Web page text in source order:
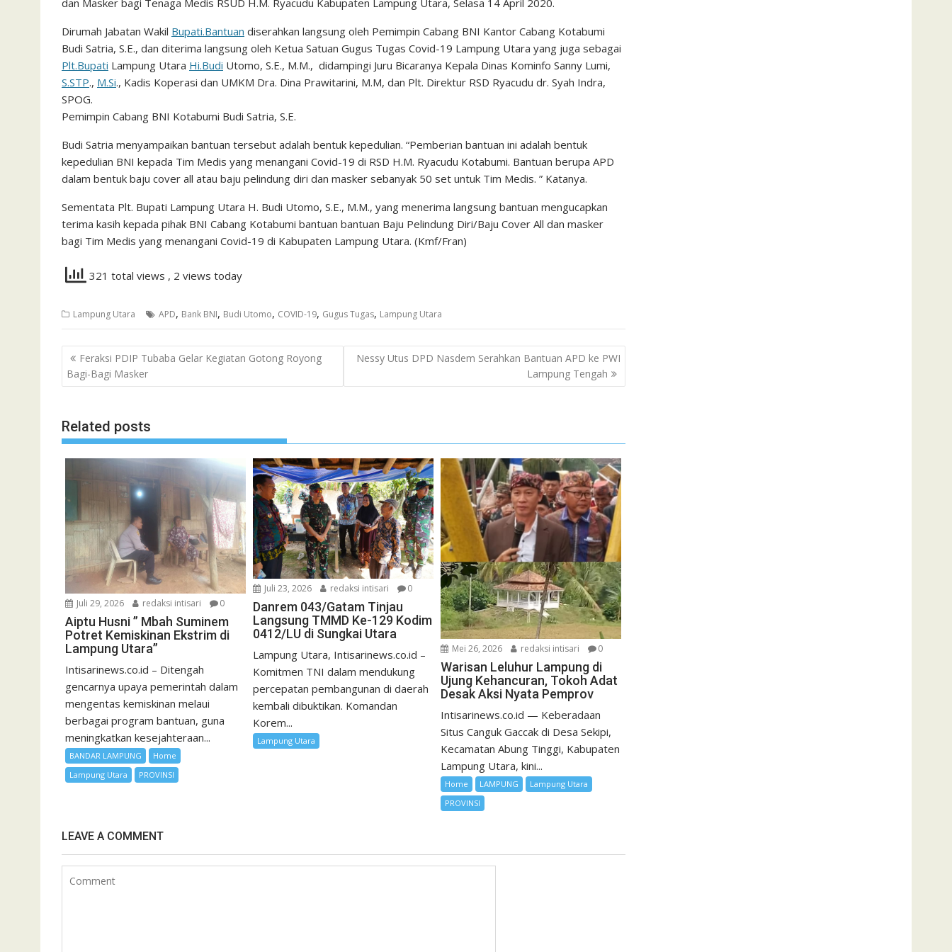
dan Masker bagi Tenaga Medis RSUD H.M. Ryacudu Kabupaten Lampung Utara, Selasa 14 April 2020.
Dirumah Jabatan Wakil Bupati.Bantuan diserahkan langsung oleh Pemimpin Cabang BNI Kantor Cabang Kotabumi
Budi Satria, S.E., dan diterima langsung oleh Ketua Satuan Gugus Tugas Covid-19 Lampung Utara yang juga sebagai
Plt.Bupati Lampung Utara Hi.Budi Utomo, S.E., M.M., didampingi Juru Bicaranya Kepala Dinas Kominfo Sanny Lumi,
S.STP., M.Si., Kadis Koperasi dan UMKM Dra. Dina Prawitarini, M.M, dan Plt. Direktur RSD Ryacudu dr. Syah Indra,
SPOG.
Pemimpin Cabang BNI Kotabumi Budi Satria, S.E.
Budi Satria menyampaikan bantuan tersebut adalah bentuk kepedulian. “Pemberian bantuan ini adalah bentuk
kepedulian BNI kepada Tim Medis yang menangani Covid-19 di RSD H.M. Ryacudu Kotabumi. Bantuan berupa APD
dalam bentuk baju cover all atau baju pelindung diri dan masker sebanyak 50 set untuk Tim Medis. ” Katanya.
Sementata Plt. Bupati Lampung Utara H. Budi Utomo, S.E., M.M., yang menerima langsung bantuan mengucapkan
terima kasih kepada pihak BNI Cabang Kotabumi bantuan bantuan Baju Pelindung Diri/Baju Cover All dan masker
bagi Tim Medis yang menangani Covid-19 di Kabupaten Lampung Utara. (Kmf/Fran)
321 total views , 2 views today
Lampung Utara APD, Bank BNI, Budi Utomo, COVID-19, Gugus Tugas, Lampung Utara
Navigasi
pos
Feraksi PDIP Tubaba Gelar Kegiatan Gotong Royong
Bagi-Bagi Masker
Nessy Utus DPD Nasdem Serahkan Bantuan APD ke PWI
Lampung Tengah
Related posts
Juli 29, 2026 redaksi intisari 0
Aiptu Husni ” Mbah Suminem
Potret Kemiskinan Ekstrim di
Lampung Utara”
Intisarinews.co.id – Ditengah
gencarnya upaya pemerintah dalam
mengentas kemiskinan melaui
berbagai program bantuan, guna
meningkatkan kesejahteraan...
BANDAR LAMPUNG
Home
Lampung Utara
PROVINSI
Juli 23, 2026 redaksi intisari 0
Danrem 043/Gatam Tinjau
Langsung TMMD Ke-129 Kodim
0412/LU di Sungkai Utara
Lampung Utara, Intisarinews.co.id –
Komitmen TNI dalam mendukung
percepatan pembangunan di daerah
kembali dibuktikan. Komandan
Korem...
Lampung Utara
Mei 26, 2026 redaksi intisari 0
Warisan Leluhur Lampung di
Ujung Kehancuran, Tokoh Adat
Desak Aksi Nyata Pemprov
Intisarinews.co.id — Keberadaan
Situs Canguk Gaccak di Desa Sekipi,
Kecamatan Abung Tinggi, Kabupaten
Lampung Utara, kini...
Home LAMPUNG
Lampung Utara
PROVINSI
LEAVE A COMMENT